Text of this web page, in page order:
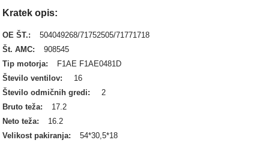
Kratek opis:
OE ŠT.:
504049268/71752505/71771718
Št. AMC:
908545
Tip motorja:
F1AE F1AE0481D
Število ventilov:
16
Število odmičnih gredi:
2
Bruto teža:
17.2
Neto teža:
16.2
Velikost pakiranja:
54*30,5*18